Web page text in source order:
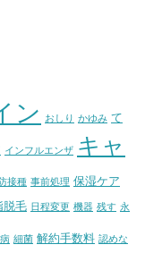
ン おしり かゆみ て
インフルエンザ キャ
接種 事前処理 保湿ケア
脱毛 日程変更 機器 残す 永
細菌 解約手数料 認めな